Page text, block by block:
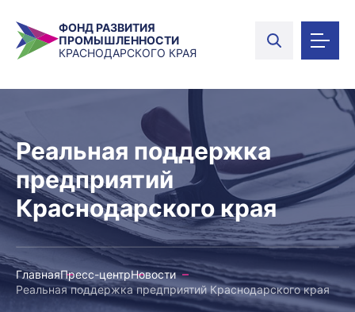
ФОНД РАЗВИТИЯ
ПРОМЫШЛЕННОСТИ
КРАСНОДАРСКОГО КРАЯ
Реальная поддержка
предприятий
Краснодарского края
ГлавнаяПресс-центрНовости
Реальная поддержка предприятий Краснодарского края